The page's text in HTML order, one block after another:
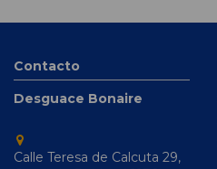
Contacto
Desguace Bonaire
Calle Teresa de Calcuta 29,